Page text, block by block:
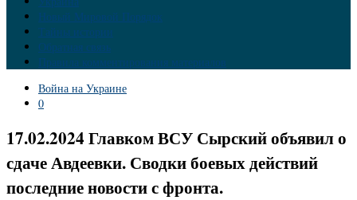
Новый Мировой Порядок
Тайны истории
Обратная связь
Правила комментирования материалов
Война на Украине
0
17.02.2024 Главком ВСУ Сырский объявил о
сдаче Авдеевки. Сводки боевых действий
последние новости с фронта.